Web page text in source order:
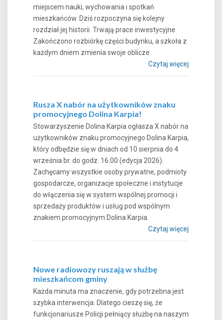
miejscem nauki, wychowania i spotkań
mieszkańców. Dziś rozpoczyna się kolejny
rozdział jej historii. Trwają prace inwestycyjne.
Zakończono rozbiórkę części budynku, a szkoła z
każdym dniem zmienia swoje oblicze.
Czytaj więcej
Rusza X nabór na użytkowników znaku
promocyjnego Dolina Karpia!
Stowarzyszenie Dolina Karpia ogłasza X nabór na
użytkowników znaku promocyjnego Dolina Karpia,
który odbędzie się w dniach od 10 sierpnia do 4
września br. do godz. 16:00 (edycja 2026).
Zachęcamy wszystkie osoby prywatne, podmioty
gospodarcze, organizacje społeczne i instytucje
do włączenia się w system wspólnej promocji i
sprzedaży produktów i usług pod wspólnym
znakiem promocyjnym Dolina Karpia.
Czytaj więcej
Nowe radiowozy ruszają w służbę
mieszkańcom gminy
Każda minuta ma znaczenie, gdy potrzebna jest
szybka interwencja. Dlatego cieszę się, że
funkcjonariusze Policji pełniący służbę na naszym